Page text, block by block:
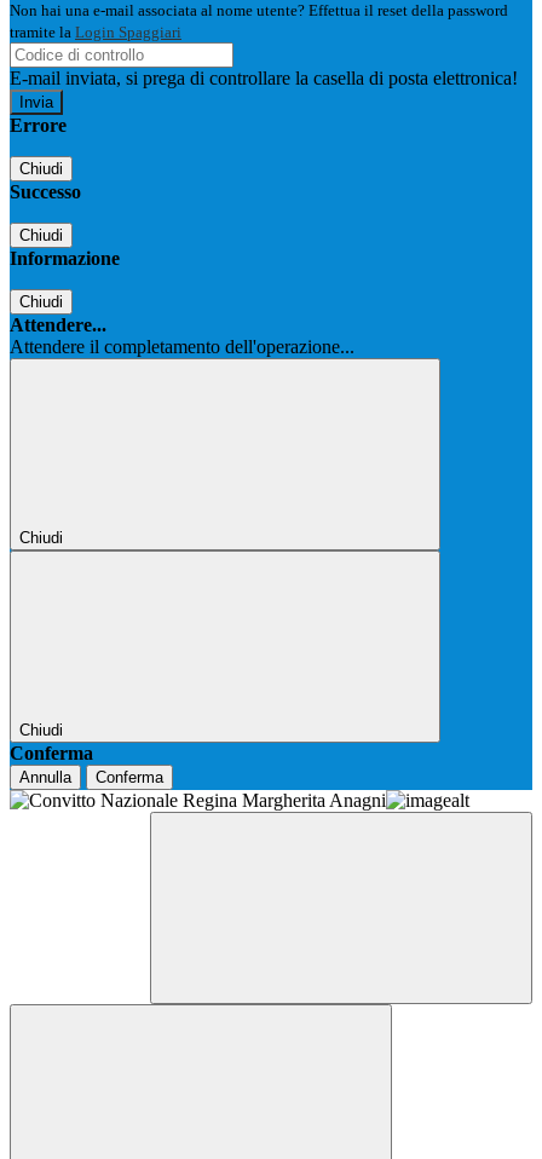
Non hai una e-mail associata al nome utente? Effettua il reset della password
tramite la Login Spaggiari
E-mail inviata, si prega di controllare la casella di posta elettronica!
Errore
Chiudi
Successo
Chiudi
Informazione
Chiudi
Attendere...
Attendere il completamento dell'operazione...
Chiudi
Chiudi
Conferma
Annulla Conferma